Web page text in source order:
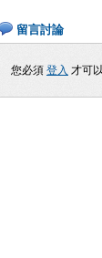
留言討論
您必須 登入 才可